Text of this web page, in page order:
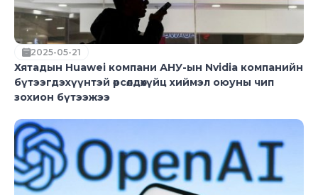
2025-05-21
Хятадын Huawei компани АНУ-ын Nvidia компанийн
бүтээгдэхүүнтэй өрсөлдөхүйц хиймэл оюуны чип
зохион бүтээжээ